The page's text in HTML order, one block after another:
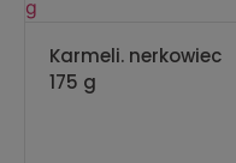
Karmeli. nerkowiec
175 g